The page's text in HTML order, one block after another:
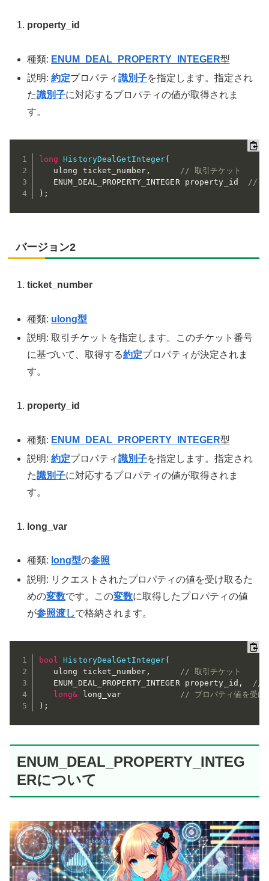
property_id
種類: ENUM_DEAL_PROPERTY_INTEGER型
説明:約定プロパティ識別子を指定します。指定され
た識別子に対応するプロパティの値が取得されま
す。
long HistoryDealGetInteger(
   ulong ticket_number
,
// 取引チケット
   ENUM_DEAL_PROPERTY_INTEGER property_id
// 約
) ;
バージョン2
ticket_number
種類: ulong型
説明: 取引チケットを指定します。このチケット番号
に基づいて、取得する約定プロパティが決定されま
す。
property_id
種類: ENUM_DEAL_PROPERTY_INTEGER型
説明:約定プロパティ識別子を指定します。指定され
た識別子に対応するプロパティの値が取得されま
す。
long_var
種類: long型の参照
説明: リクエストされたプロパティの値を受け取るた
めの変数です。この変数に取得したプロパティの値
が参照渡しで格納されます。
bool HistoryDealGetInteger(
   ulong ticket_number
,
// 取引チケット
   ENUM_DEAL_PROPERTY_INTEGER property_id
,
//
long& long_var // プロパティ値を受け
) ;
ENUM_DEAL_PROPERTY_INTEG
ERについて